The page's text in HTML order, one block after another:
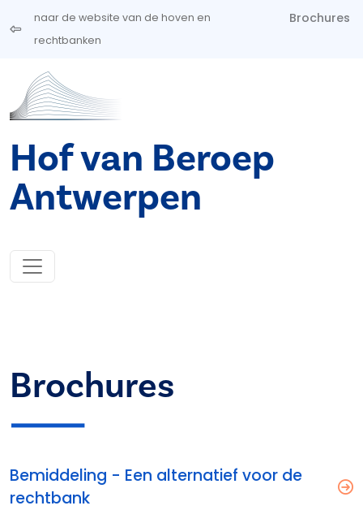
Overslaan en naar de inhoud gaan
naar de website van de hoven en
rechtbanken
Brochures
Hof van Beroep
Antwerpen
Brochures
Bemiddeling - Een alternatief voor de
rechtbank